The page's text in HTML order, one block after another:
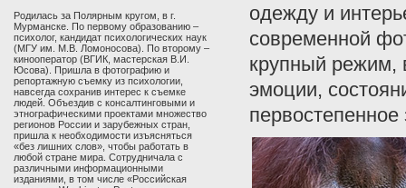
Родилась за Полярным кругом, в г.
Мурманске. По первому образованию –
психолог, кандидат психологических наук
(МГУ им. М.В. Ломоносова). По второму –
кинооператор (ВГИК, мастерская В.И.
Юсова). Пришла в фотографию и
репортажную съемку из психологии,
навсегда сохранив интерес к съемке
людей. Объездив с консалтинговыми и
этнографическими проектами множество
регионов России и зарубежных стран,
пришла к необходимости изъясняться
«без лишних слов», чтобы работать в
любой стране мира. Сотрудничала с
различными информационными
изданиями, в том числе «Российская
одежду и
современной
крупный режим,
эмоции,
первостепенное